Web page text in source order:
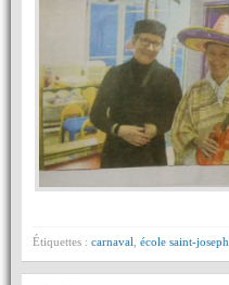
Étiquettes : carnaval école saint-joseph